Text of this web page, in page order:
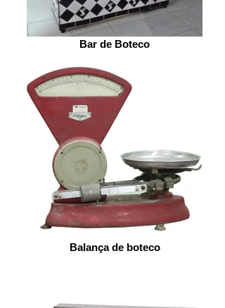
Bar de Boteco
Balança de boteco